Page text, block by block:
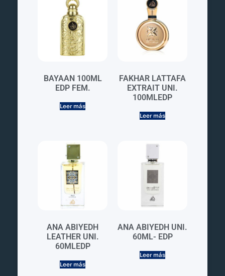
BAYAAN 100ML
EDP FEM.
Leer más
FAKHAR LATTAFA
EXTRAIT UNI.
100MLEDP
Leer más
ANA ABIYEDH
LEATHER UNI.
60MLEDP
Leer más
ANA ABIYEDH UNI.
60ML- EDP
Leer más